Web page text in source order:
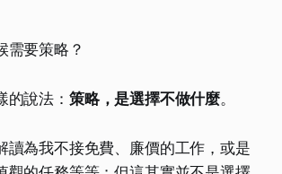
需要策略？
的說法： 策略，是選擇不做什麼。
讀為我不接免費、廉價的工作，或是